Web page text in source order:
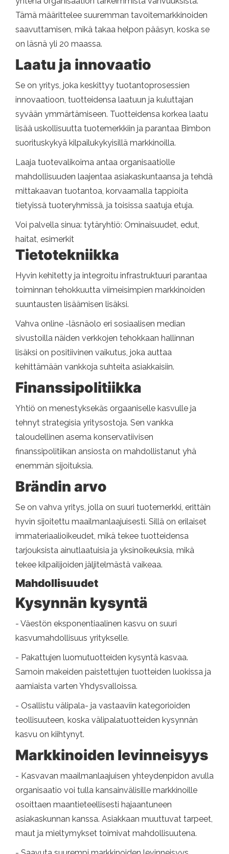
Tämä määrittelee suuremman tavoitemarkkinoiden
saavuttamisen, mikä takaa helpon pääsyn, koska se
on läsnä yli 20 maassa.
Laatu ja innovaatio
Se on yritys, joka keskittyy tuotantoprosessien
innovaatioon, tuotteidensa laatuun ja kuluttajan
syvään ymmärtämiseen. Tuotteidensa korkea laatu
lisää uskollisuutta tuotemerkkiin ja parantaa Bimbon
suorituskykyä kilpailukykyisillä markkinoilla.
Laaja tuotevalikoima antaa organisaatiolle
mahdollisuuden laajentaa asiakaskuntaansa ja tehdä
mittakaavan tuotantoa, korvaamalla tappioita
tietyissä tuoteryhmissä, ja toisissa saatuja etuja.
Voi palvella sinua: tytäryhtiö: Ominaisuudet, edut,
haitat, esimerkit
Tietotekniikka
Hyvin kehitetty ja integroitu infrastruktuuri parantaa
toiminnan tehokkuutta viimeisimpien markkinoiden
suuntausten lisäämisen lisäksi.
Vahva online -läsnäolo eri sosiaalisen median
sivustoilla näiden verkkojen tehokkaan hallinnan
lisäksi on positiivinen vaikutus, joka auttaa
kehittämään vankkoja suhteita asiakkaisiin.
Finanssipolitiikka
Yhtiö on menestyksekäs orgaaniselle kasvulle ja
tehnyt strategisia yritysostoja. Sen vankka
taloudellinen asema konservatiivisen
finanssipolitiikan ansiosta on mahdollistanut yhä
enemmän sijoituksia.
Brändin arvo
Se on vahva yritys, jolla on suuri tuotemerkki, erittäin
hyvin sijoitettu maailmanlaajuisesti. Sillä on erilaiset
immateriaalioikeudet, mikä tekee tuotteidensa
tarjouksista ainutlaatuisia ja yksinoikeuksia, mikä
tekee kilpailijoiden jäljitelmästä vaikeaa.
Mahdollisuudet
Kysynnän kysyntä
- Väestön eksponentiaalinen kasvu on suuri
kasvumahdollisuus yritykselle.
- Pakattujen luomutuotteiden kysyntä kasvaa.
Samoin makeiden paistettujen tuotteiden luokissa ja
aamiaista varten Yhdysvalloissa.
- Osallistu välipala- ja vastaaviin kategorioiden
teollisuuteen, koska välipalatuotteiden kysynnän
kasvu on kiihtynyt.
Markkinoiden levinneisyys
- Kasvavan maailmanlaajuisen yhteydenpidon avulla
organisaatio voi tulla kansainvälisille markkinoille
osoittaen maantieteellisesti hajaantuneen
asiakaskunnan kanssa. Asiakkaan muuttuvat tarpeet,
maut ja mieltymykset toimivat mahdollisuutena.